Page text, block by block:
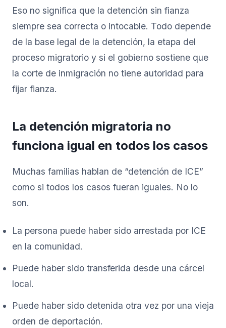
Eso no significa que la detención sin fianza
siempre sea correcta o intocable. Todo depende
de la base legal de la detención, la etapa del
proceso migratorio y si el gobierno sostiene que
la corte de inmigración no tiene autoridad para
fijar fianza.
La detención migratoria no
funciona igual en todos los casos
Muchas familias hablan de “detención de ICE”
como si todos los casos fueran iguales. No lo
son.
La persona puede haber sido arrestada por ICE
en la comunidad.
Puede haber sido transferida desde una cárcel
local.
Puede haber sido detenida otra vez por una vieja
orden de deportación.